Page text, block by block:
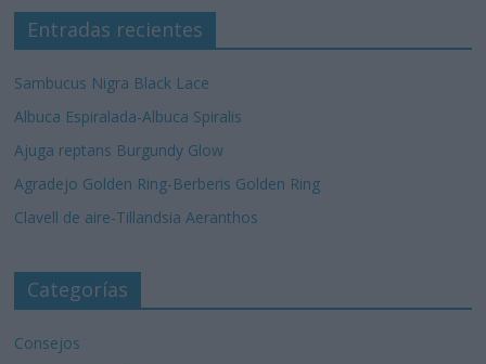
Entradas recientes
Sambucus Nigra Black Lace
Albuca Espiralada-Albuca Spiralis
Ajuga reptans Burgundy Glow
Agradejo Golden Ring-Berberis Golden Ring
Clavell de aire-Tillandsia Aeranthos
Categorías
Consejos